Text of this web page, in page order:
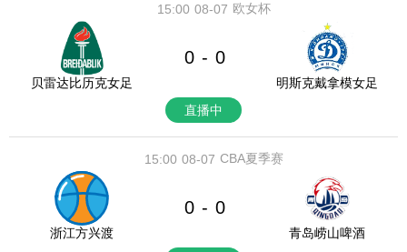
08-07
15:00 欧女杯
贝雷达比历克女足
0 - 0
明斯克戴拿模女足
直播中
08-07
15:00 CBA夏季赛
浙江方兴渡
0 - 0
青岛崂山啤酒